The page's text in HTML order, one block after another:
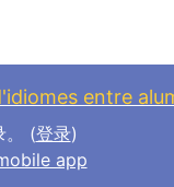
entre
。 (登录)
app